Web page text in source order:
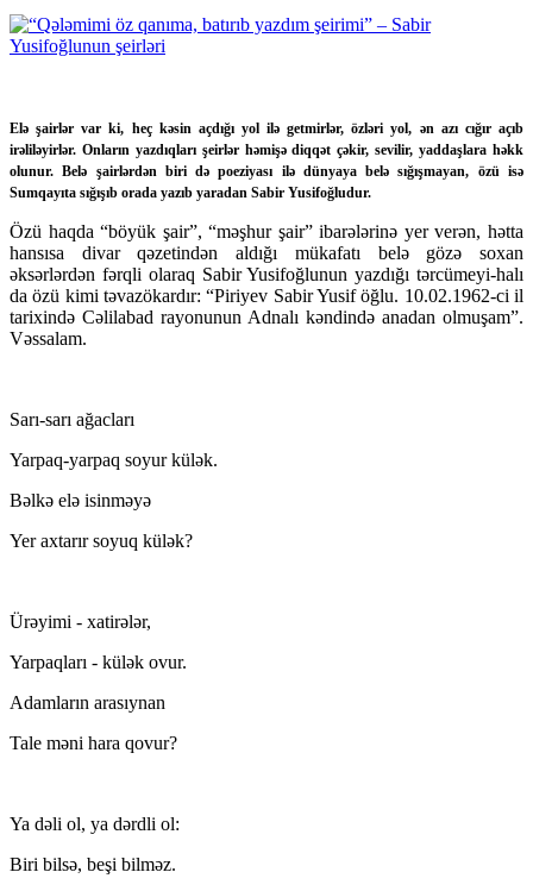
Elə şairlər var ki, heç kəsin açdığı yol ilə getmirlər, özləri yol, ən azı cığır açıb
irəliləyirlər. Onların yazdıqları şeirlər həmişə diqqət çəkir, sevilir, yaddaşlara həkk
olunur. Belə şairlərdən biri də poeziyası ilə dünyaya belə sığışmayan, özü isə
Sumqayıta sığışıb orada yazıb yaradan Sabir Yusifoğludur.
Özü haqda “böyük şair”, “məşhur şair” ibarələrinə yer verən, hətta
hansısa divar qəzetindən aldığı mükafatı belə gözə soxan
əksərlərdən fərqli olaraq Sabir Yusifoğlunun yazdığı tərcümeyi-halı
da özü kimi təvazökardır: “Piriyev Sabir Yusif öğlu. 10.02.1962-ci il
tarixində Cəlilabad rayonunun Adnalı kəndində anadan olmuşam”.
Vəssalam.
Sarı-sarı ağacları
Yarpaq-yarpaq soyur külək.
Bəlkə elə isinməyə
Yer axtarır soyuq külək?
Ürəyimi - xatirələr,
Yarpaqları - külək ovur.
Adamların arasıynan
Tale məni hara qovur?
Ya dəli ol, ya dərdli ol:
Biri bilsə, beşi bilməz.